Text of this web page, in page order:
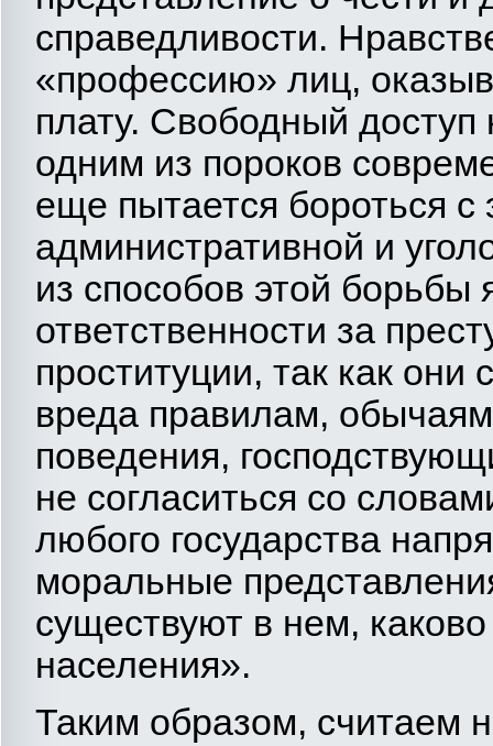
справедливости.
«профессию» лиц,
плату. Свободный доступ
одним из пороков
еще пытается бороться с
административной и
из способов этой борьбы
ответственности за
проституции, так как они
вреда правилам,
поведения,
не согласиться со
любого государства
моральные
существуют в нем,
населения».
Таким образом, считаем